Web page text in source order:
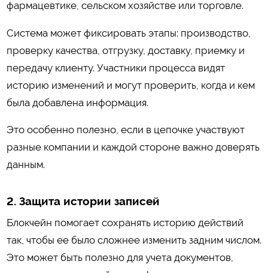
фармацевтике, сельском хозяйстве или торговле.
Система может фиксировать этапы: производство,
проверку качества, отгрузку, доставку, приемку и
передачу клиенту. Участники процесса видят
историю изменений и могут проверить, когда и кем
была добавлена информация.
Это особенно полезно, если в цепочке участвуют
разные компании и каждой стороне важно доверять
данным.
2. Защита истории записей
Блокчейн помогает сохранять историю действий
так, чтобы ее было сложнее изменить задним числом.
Это может быть полезно для учета документов,